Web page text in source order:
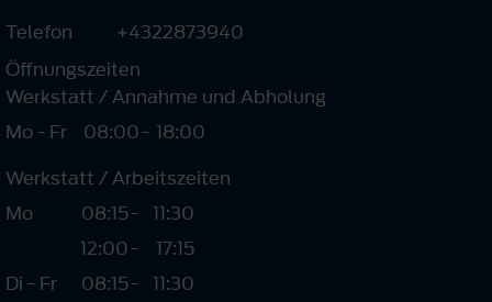
Telefon
+4322873940
Öffnungszeiten
Werkstatt / Annahme und Abholung
Mo - Fr
08:00- 18:00
Werkstatt / Arbeitszeiten
Mo
08:15
12:00
-
-
11:30
17:15
Di - Fr
08:15- 11:30